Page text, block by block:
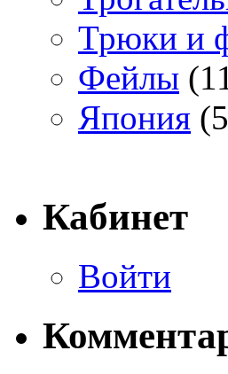
Трюки и
Фейлы
Япония
Кабинет
Войти